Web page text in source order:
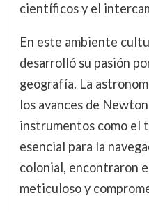
científicos y el
En este ambiente
desarrolló su pasión
geografía. La
los avances de
instrumentos como el
esencial para la
colonial, encontraron
meticuloso y